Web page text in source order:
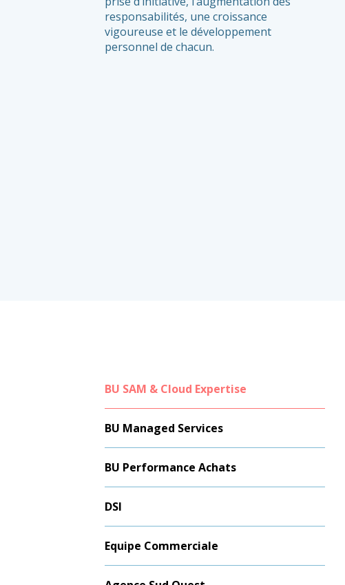
responsabilités, une croissance
vigoureuse et le développement
personnel de chacun.
BU SAM & Cloud Expertise
BU Managed Services
BU Performance Achats
DSI
Equipe Commerciale